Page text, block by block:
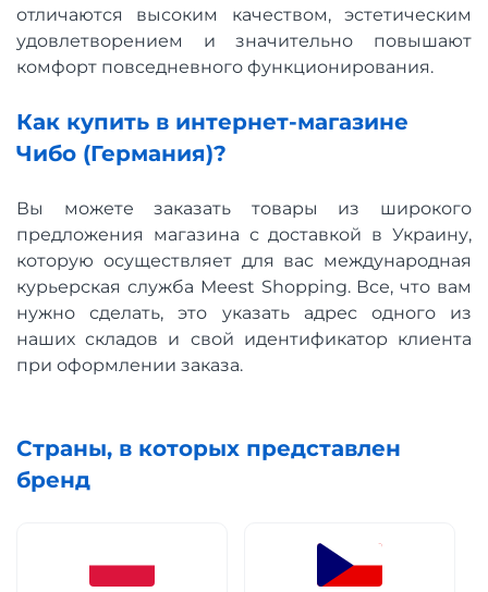
отличаются высоким качеством, эстетическим
удовлетворением и значительно повышают
комфорт повседневного функционирования.
Как купить в интернет-магазине
Чибо (Германия)?
Вы можете заказать товары из широкого
предложения магазина с доставкой в ​​Украину,
которую осуществляет для вас международная
курьерская служба Meest Shopping. Все, что вам
нужно сделать, это указать адрес одного из
наших складов и свой идентификатор клиента
при оформлении заказа.
Страны, в которых представлен
бренд